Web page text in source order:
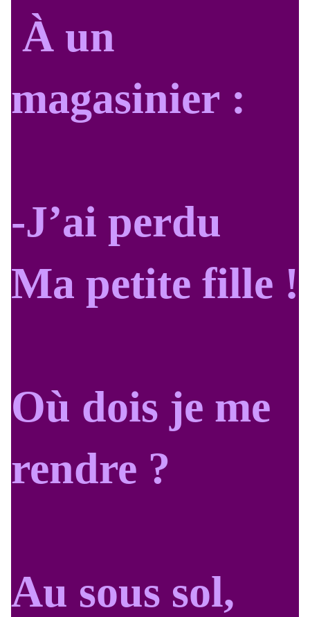
À un
magasinier :
-J’ai perdu
Ma petite fille !
Où dois je me
rendre ?
Au sous sol,